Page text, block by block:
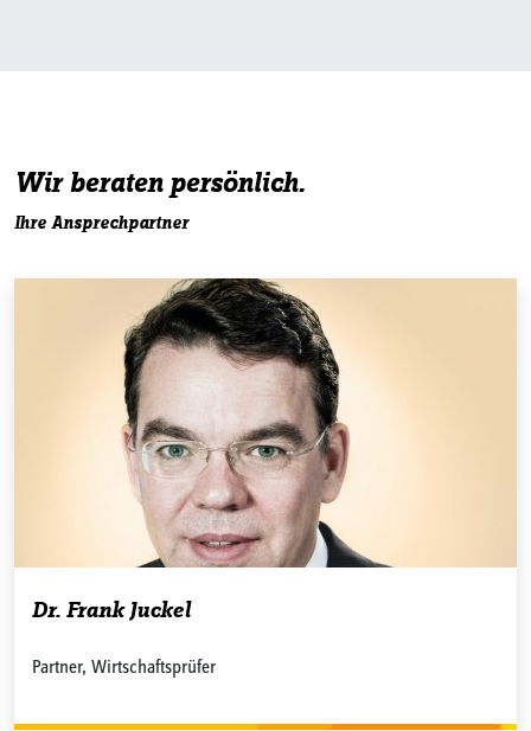
Wir beraten persönlich.
Ihre Ansprechpartner
Dr. Frank Juckel
Partner, Wirtschaftsprüfer